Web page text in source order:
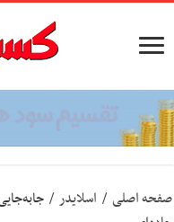
صفحه اصلی / اسلایدر /